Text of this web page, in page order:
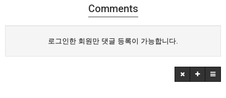
Comments
로그인한 회원만 댓글 등록이 가능합니다.